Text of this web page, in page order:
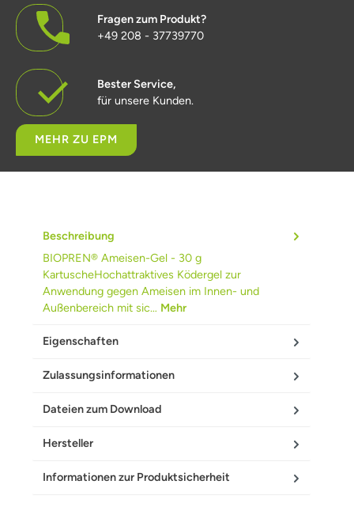
Fragen zum Produkt?
+49 208 - 37739770
Bester Service,
für unsere Kunden.
MEHR ZU EPM
Beschreibung
BIOPREN® Ameisen-Gel - 30 g
KartuscheHochattraktives Ködergel zur
Anwendung gegen Ameisen im Innen- und
Außenbereich mit sic… Mehr
Eigenschaften
Zulassungsinformationen
Dateien zum Download
Hersteller
Informationen zur Produktsicherheit